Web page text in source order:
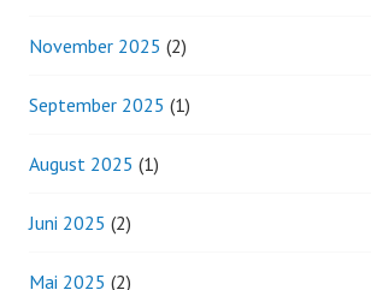
November 2025 (2)
September 2025 (1)
August 2025 (1)
Juni 2025 (2)
Mai 2025 (2)